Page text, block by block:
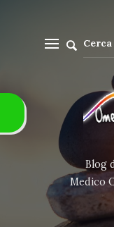
Blog
Medico